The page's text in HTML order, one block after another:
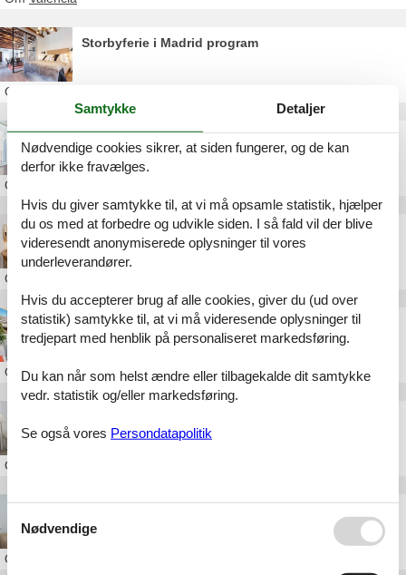
Storbyferie i Madrid program
Om
Storbyferie i Madrid priser
Om
Storbyferie i Madrid
Om
Sommerhus i Madrid
OmMadrid
Om
Om
Samtykke Detaljer
Nødvendige cookies sikrer, at siden fungerer, og de kan
derfor ikke fravælges.
Hvis du giver samtykke til, at vi må opsamle statistik, hjælper
du os med at forbedre og udvikle siden. I så fald vil der blive
videresendt anonymiserede oplysninger til vores
underleverandører.
Hvis du accepterer brug af alle cookies, giver du (ud over
statistik) samtykke til, at vi må videresende oplysninger til
tredjepart med henblik på personaliseret markedsføring.
Du kan når som helst ændre eller tilbagekalde dit samtykke
vedr. statistik og/eller markedsføring.
Se også vores Persondatapolitik
Nødvendige